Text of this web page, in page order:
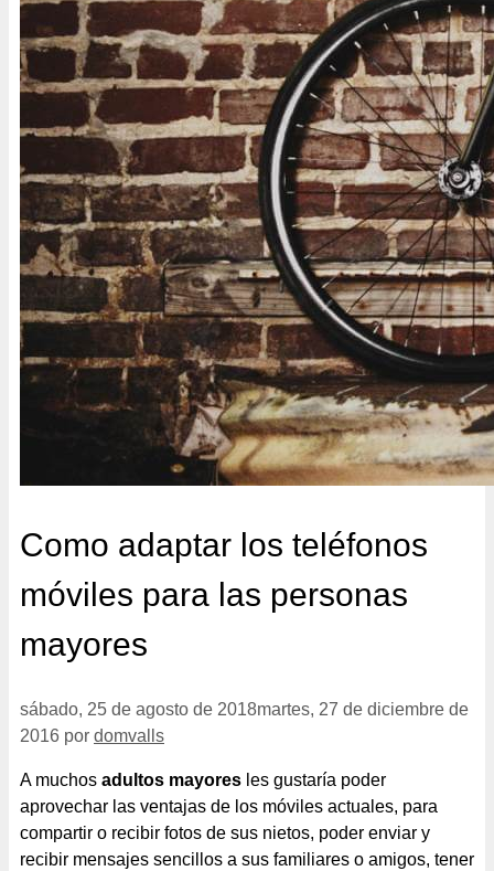
Como adaptar los teléfonos
móviles para las personas
mayores
sábado, 25 de agosto de 2018martes, 27 de diciembre de
2016 por domvalls
A muchos adultos mayores les gustaría poder
aprovechar las ventajas de los móviles actuales, para
compartir o recibir fotos de sus nietos, poder enviar y
recibir mensajes sencillos a sus familiares o amigos, tener